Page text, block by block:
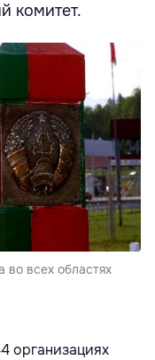
комитет.
во всех областях
организациях